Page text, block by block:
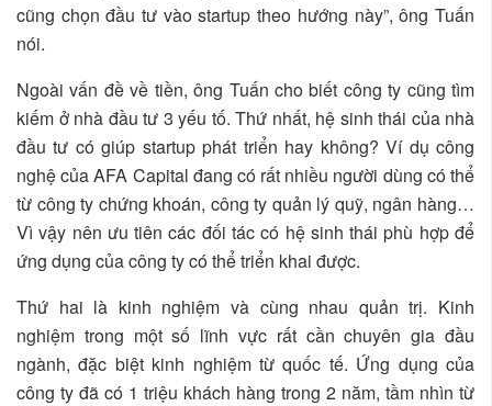
cũng chọn đầu tư vào startup theo hướng này”, ông Tuấn
nói.
Ngoài vấn đề về tiền, ông Tuấn cho biết công ty cũng tìm
kiếm ở nhà đầu tư 3 yếu tố. Thứ nhất, hệ sinh thái của nhà
đầu tư có giúp startup phát triển hay không? Ví dụ công
nghệ của AFA Capital đang có rất nhiều người dùng có thể
từ công ty chứng khoán, công ty quản lý quỹ, ngân hàng…
Vì vậy nên ưu tiên các đối tác có hệ sinh thái phù hợp để
ứng dụng của công ty có thể triển khai được.
Thứ hai là kinh nghiệm và cùng nhau quản trị. Kinh
nghiệm trong một số lĩnh vực rất cần chuyên gia đầu
ngành, đặc biệt kinh nghiệm từ quốc tế. Ứng dụng của
công ty đã có 1 triệu khách hàng trong 2 năm, tầm nhìn từ